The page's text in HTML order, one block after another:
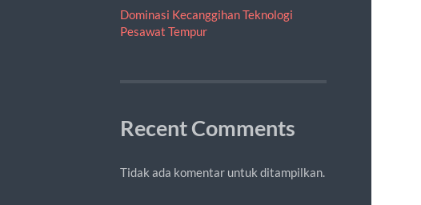
Dominasi Kecanggihan Teknologi
Pesawat Tempur
Recent Comments
Tidak ada komentar untuk ditampilkan.